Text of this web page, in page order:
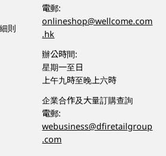
則
電郵:
onlineshop@wellcome.com
.hk
辦公時間:
星期一至日
上午九時至晚上六時
企業合作及大量訂購查詢
電郵:
webusiness@dfiretailgroup
.com